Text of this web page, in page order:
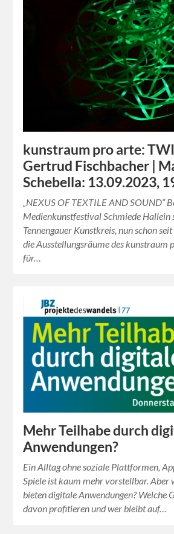
kunstraum pro arte:
Gertrud Fischbacher |
Schebella: 13.09.2023,
„NEXUS OF TEXTILE AND SOUND“
Medienkunstfestival Schmiede Hallein
Tennengauer Kunstkreis, nun schon
die Ausstellungsräume des kunstraum
für…
Mehr Teilhabe durch
Anwendungen?
Ein Alltag ohne soziale Plattformen,
Spiele ist kaum mehr vorstellbar. Aber
bieten digitale Anwendungen? Welche
davon profitieren und wer bleibt auf…